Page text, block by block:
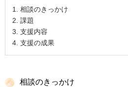
相談のきっかけ
課題
支援内容
支援の成果
相談のきっかけ